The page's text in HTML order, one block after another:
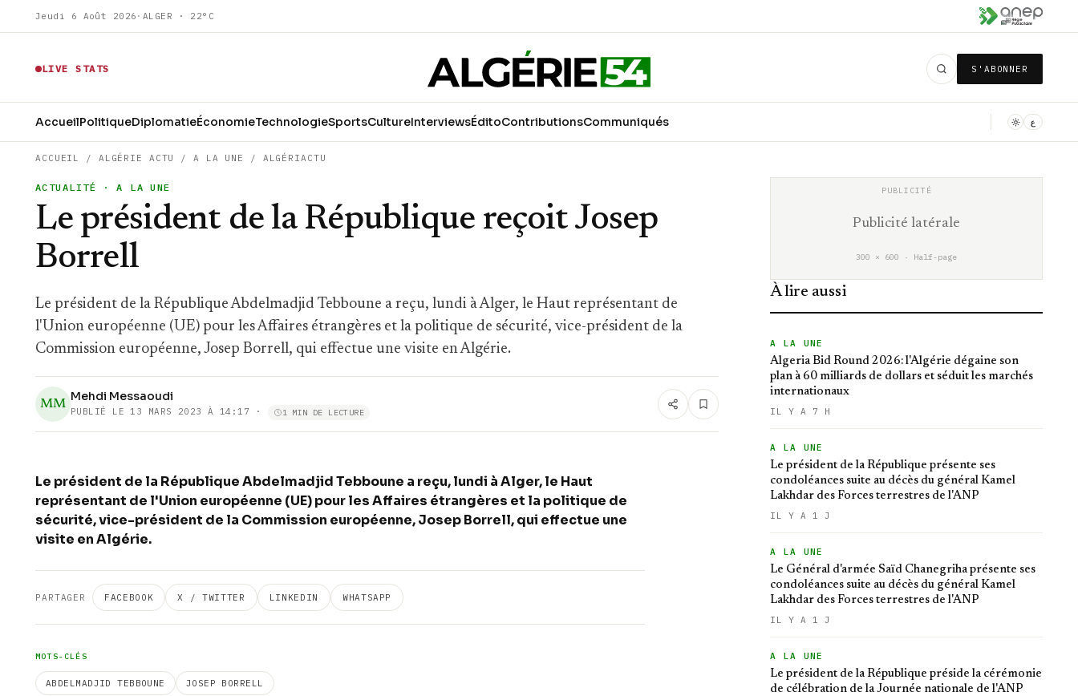
Jeudi 6 Août 2026 · ALGER · 22°C
LIVE STATS S'ABONNER
AccueilPolitiqueDiplomatieÉconomieTechnologieSportsCultureInterviewsÉditoContributionsCommuniqués ع
ACCUEIL / ALGÉRIE ACTU /A LA UNE / ALGÉRIACTU
ACTUALITÉ · A LA UNE
Le président de la République reçoit Josep
Borrell
Le président de la République Abdelmadjid Tebboune a reçu, lundi à Alger, le Haut représentant de
l'Union européenne (UE) pour les Affaires étrangères et la politique de sécurité, vice-président de la
Commission européenne, Josep Borrell, qui effectue une visite en Algérie.
MM
Mehdi Messaoudi
PUBLIÉ LE 13 MARS 2023 À 14:17 · 1 MIN DE LECTURE
Le président de la République Abdelmadjid Tebboune a reçu, lundi à Alger, le Haut
représentant de l'Union européenne (UE) pour les Affaires étrangères et la politique de
sécurité, vice-président de la Commission européenne, Josep Borrell, qui effectue une
visite en Algérie.
PARTAGER FACEBOOK X / TWITTER LINKEDIN WHATSAPP
MOTS-CLÉS
ABDELMADJID TEBBOUNE JOSEP BORRELL
Publicité latérale
300 × 600 · Half-page
À lire aussi
A LA UNE
Algeria Bid Round 2026: l'Algérie dégaine son
plan à 60 milliards de dollars et séduit les marchés
internationaux
IL Y A 7 H
A LA UNE
Le président de la République présente ses
condoléances suite au décès du général Kamel
Lakhdar des Forces terrestres de l'ANP
IL Y A 1 J
A LA UNE
Le Général d'armée Saïd Chanegriha présente ses
condoléances suite au décès du général Kamel
Lakhdar des Forces terrestres de l'ANP
IL Y A 1 J
A LA UNE
Le président de la République préside la cérémonie
de célébration de la Journée nationale de l'ANP